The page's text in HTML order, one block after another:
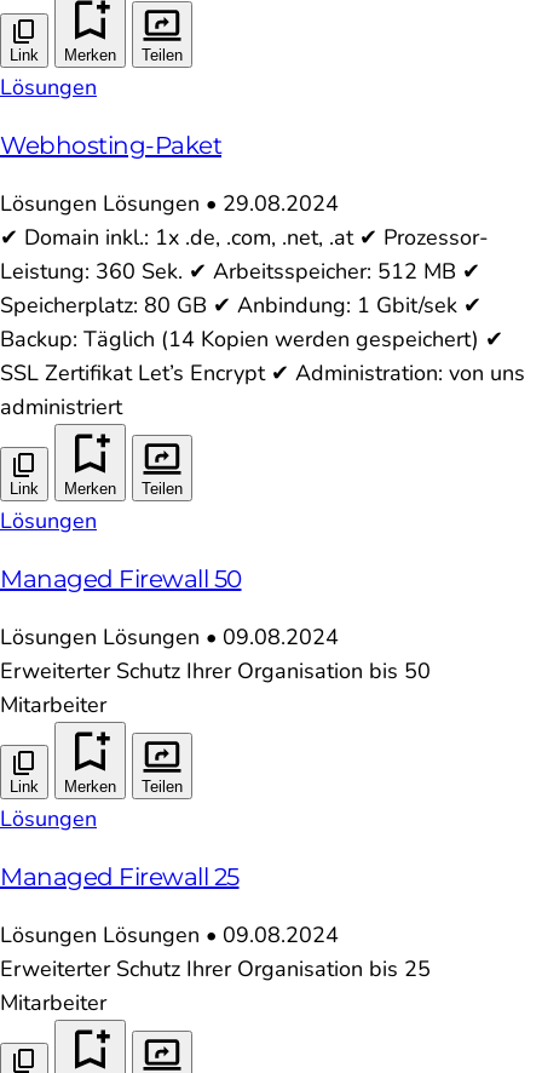
Link Merken Teilen
Lösungen
Webhosting-Paket
Lösungen Lösungen • 29.08.2024
✔ Domain inkl.: 1x .de, .com, .net, .at ✔ Prozessor-
Leistung: 360 Sek. ✔ Arbeitsspeicher: 512 MB ✔
Speicherplatz: 80 GB ✔ Anbindung: 1 Gbit/sek ✔
Backup: Täglich (14 Kopien werden gespeichert) ✔
SSL Zertifikat Let’s Encrypt ✔ Administration: von uns
administriert
Link Merken Teilen
Lösungen
Managed Firewall 50
Lösungen Lösungen • 09.08.2024
Erweiterter Schutz Ihrer Organisation bis 50
Mitarbeiter
Link Merken Teilen
Lösungen
Managed Firewall 25
Lösungen Lösungen • 09.08.2024
Erweiterter Schutz Ihrer Organisation bis 25
Mitarbeiter